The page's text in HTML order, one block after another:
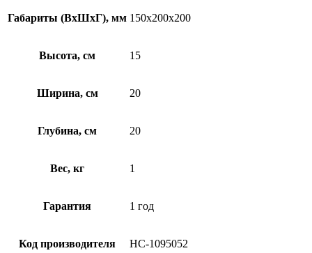
Габариты (ВхШхГ), мм 150х200х200
Высота, см 15
Ширина, см 20
Глубина, см 20
Вес, кг 1
Гарантия 1 год
Код производителя НС-1095052